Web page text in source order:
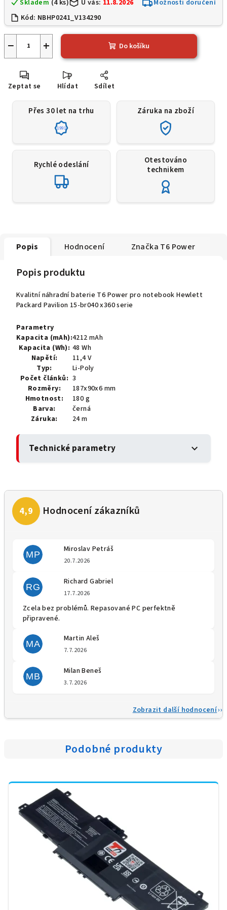
Skladem (4 ks) U vás: 11.8.2026
Možnosti doručení
Kód: NBHP0241_V134290
+
− Do košíku
Zeptat se Hlídat Sdílet
Přes 30 let na trhu
1991
Záruka na zboží
Rychlé odeslání
Otestováno
technikem
Popis Hodnocení Značka T6 Power
Popis produktu
Kvalitní náhradní baterie T6 Power pro notebook Hewlett
Packard Pavilion 15-br040 x360 serie
Parametry
Kapacita (mAh):4212 mAh
Kapacita (Wh): 48 Wh
Napětí:
11,4 V
Typ:
Li-Poly
Počet článků: 3
Rozměry:
187x90x6 mm
Hmotnost:
180 g
Barva:
černá
Záruka:
24 m
Technické parametry expand_more
MP
Miroslav Petráš
20.7.2026
RG
Richard Gabriel
17.7.2026
Zcela bez problémů. Repasované PC perfektně
připravené.
MA
Martin Aleš
7.7.2026
MB
Milan Beneš
3.7.2026
Zobrazit další hodnocení
Podobné produkty